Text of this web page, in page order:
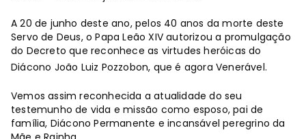
A 20 de junho deste ano, pelos 40 anos da morte deste
Servo de Deus, o Papa Leão XIV autorizou a promulgação
do Decreto que reconhece as virtudes heróicas do
Diácono João Luiz Pozzobon, que é agora Venerável.
Vemos assim reconhecida a atualidade do seu
testemunho de vida e missão como esposo, pai de
família, Diácono Permanente e incansável peregrino da